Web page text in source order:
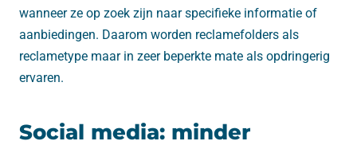
wanneer ze op zoek zijn naar specifieke informatie of
aanbiedingen. Daarom worden reclamefolders als
reclametype maar in zeer beperkte mate als opdringerig
ervaren.
Social media: minder